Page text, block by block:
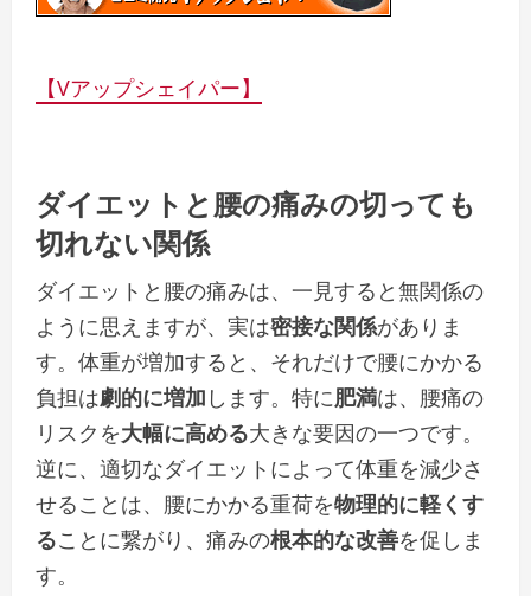
【Vアップシェイパー】
ダイエット と腰の痛みの切っても
切れない関係
ダイエットと腰の痛みは、一見すると無関係の
ように思えますが、実は密接な関係がありま
す。体重が増加すると、それだけで腰にかかる
負担は劇的に増加 します。特に肥満は、腰痛の
リスクを大幅に高める大きな要因の一つです。
逆に、適切なダイエットによって体重を減少さ
せることは、腰にかかる重荷を物理的に軽くす
ることに繋がり、痛みの根本的な改善を促しま
す。